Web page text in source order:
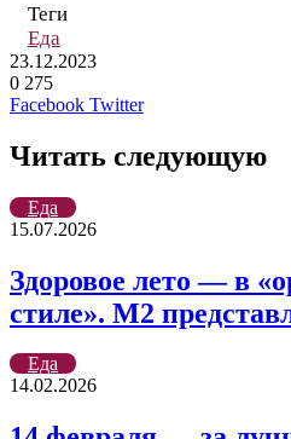
Теги
Еда
23.12.2023
0 275
Facebook TwitterLinkedIn
Tumblr
Reddit
Вконтакте
Одноклассники
Skype
Messenger
Messenger
WhatsApp
Telegram
Viber
Line
Поделиться
почту
Печатать
Читать следующую
Еда
15.07.2026
Здоровое лето — в
стиле». М2
Еда
14.02.2026